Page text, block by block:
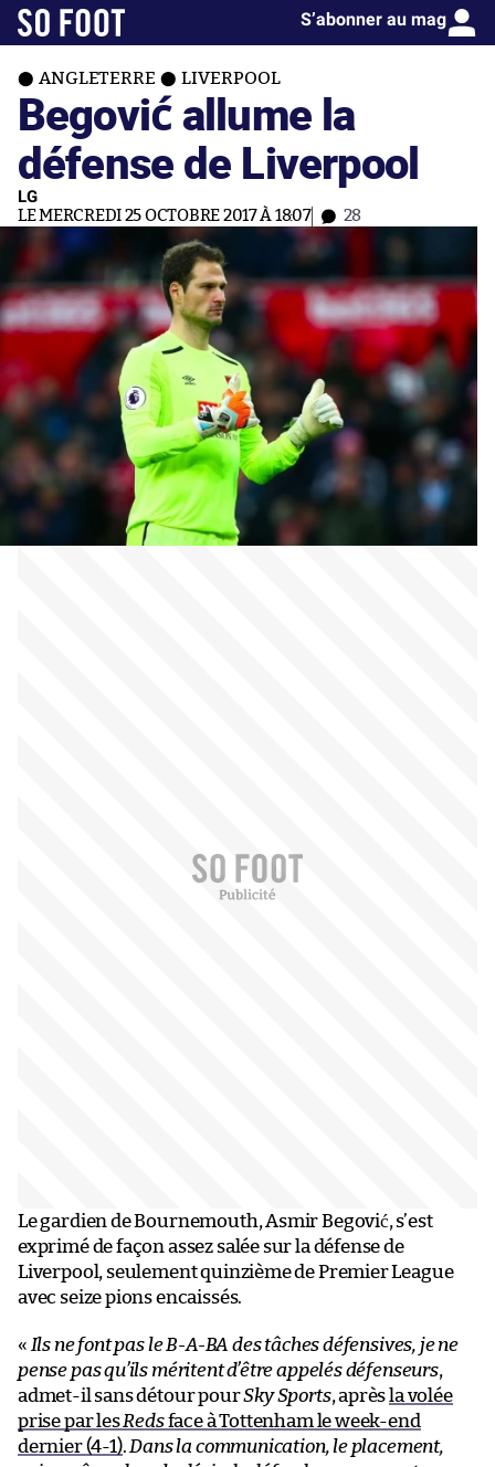
S’abonner au mag
ANGLETERRE LIVERPOOL
Begović allume la
défense de Liverpool
LG
LE MERCREDI 25 OCTOBRE 2017 À 18:07 28
Le gardien de Bournemouth, Asmir Begović, s’est
exprimé de façon assez salée sur la défense de
Liverpool, seulement quinzième de Premier League
avec seize pions encaissés.
« Ils ne font pas le B-A-BA des tâches défensives, je ne
pense pas qu’ils méritent d’être appelés défenseurs,
admet-il sans détour pourSky Sports, aprèsla volée
prise par lesRedsface à Tottenham le week-end
dernier (4-1).Dans la communication, le placement,